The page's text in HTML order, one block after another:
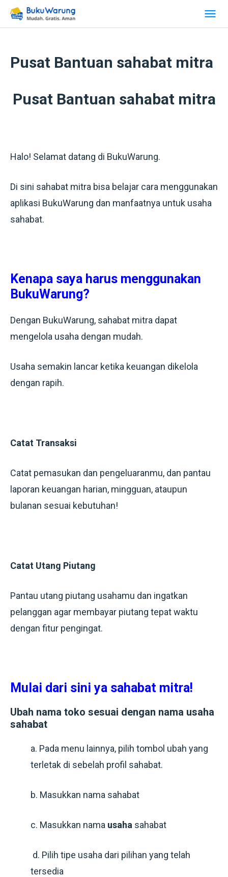
Pusat Bantuan sahabat mitra
Pusat Bantuan sahabat mitra
Halo! Selamat datang di BukuWarung.
Di sini sahabat mitra bisa belajar cara menggunakan
aplikasi BukuWarung dan manfaatnya untuk usaha
sahabat.
Kenapa saya harus menggunakan
BukuWarung?
Dengan BukuWarung, sahabat mitra dapat
mengelola usaha dengan mudah.
Usaha semakin lancar ketika keuangan dikelola
dengan rapih.
Catat Transaksi
Catat pemasukan dan pengeluaranmu, dan pantau
laporan keuangan harian, mingguan, ataupun
bulanan sesuai kebutuhan!
Catat Utang Piutang
Pantau utang piutang usahamu dan ingatkan
pelanggan agar membayar piutang tepat waktu
dengan fitur pengingat.
Mulai dari sini ya sahabat mitra!
Ubah nama toko sesuai dengan nama usaha
sahabat
a. Pada menu lainnya, pilih tombol ubah yang
terletak di sebelah profil sahabat.
b. Masukkan nama sahabat
c. Masukkan nama usaha sahabat
d. Pilih tipe usaha dari pilihan yang telah
tersedia